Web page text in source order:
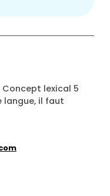
Concept lexical 5
langue, il faut